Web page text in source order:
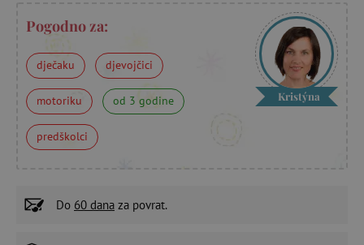
Pogodno za:
dječaku djevojčici
motoriku od 3 godine
predškolci
Kristýna
Do 60 dana za povrat.